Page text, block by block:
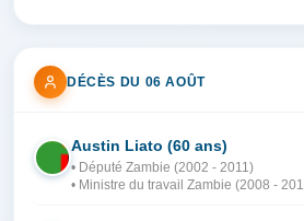
DÉCÈS DU 06 AOÛT
ZA
Austin Liato (60 ans)
• Député Zambie (2002 - 2011)
• Ministre du travail Zambie (2008 -